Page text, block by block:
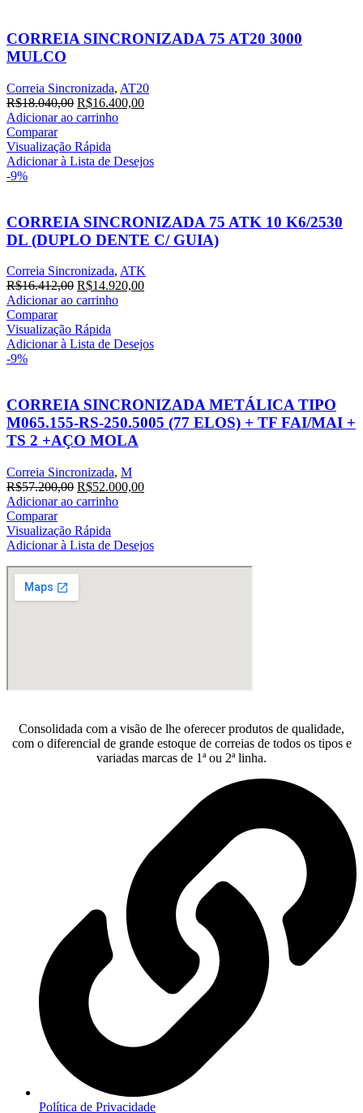
CORREIA SINCRONIZADA 75 AT20 3000
MULCO
Correia Sincronizada, AT20
R$18.040,00 O
preço
era:
R$18.040,00.
R$16.400,00O
R$16.400,00.
Adicionar ao carrinho
Comparar
Visualização Rápida
Adicionar à Lista de Desejos
-9%
CORREIA SINCRONIZADA 75 ATK 10 K6/2530
DL (DUPLO DENTE C/ GUIA)
Correia Sincronizada, ATK
R$16.412,00 O
preço
era:
R$16.412,00.
R$14.920,00O
R$14.920,00.
Adicionar ao carrinho
Comparar
Visualização Rápida
Adicionar à Lista de Desejos
-9%
CORREIA SINCRONIZADA METÁLICA TIPO
M065.155-RS-250.5005 (77 ELOS) + TF FAI/MAI +
TS 2 +AÇO MOLA
Correia Sincronizada, M
R$57.200,00 O
preço
era:
R$57.200,00.
R$52.000,00O
R$52.000,00.
Adicionar ao carrinho
Comparar
Visualização Rápida
Adicionar à Lista de Desejos
Consolidada com a visão de lhe oferecer produtos de qualidade,
com o diferencial de grande estoque de correias de todos os tipos e
variadas marcas de 1ª ou 2ª linha.
Política de Privacidade